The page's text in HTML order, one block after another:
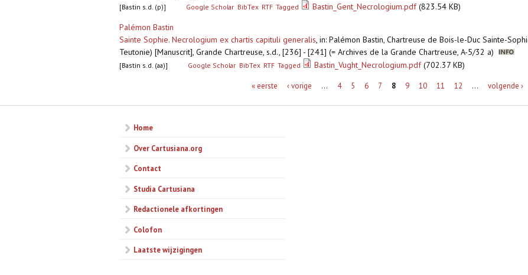
[Bastin s.d. (p)] Google Scholar BibTex RTF Tagged Bastin_Gent_Necrologium.pdf(823.54 KB)
Palémon Bastin
Sainte Sophie. Necrologium ex chartis capituli generalis, in: Palémon Bastin, Chartreuse de Bois-le-Duc Sainte-
Teutonie) [Manuscrit], Grande Chartreuse, s.d., [236] - [241] (= Archives de la Grande Chartreuse, A-5/32 a)
[Bastin s.d. (aa)] Google Scholar BibTex RTF Tagged Bastin_Vught_Necrologium.pdf(702.37 KB)
« eerste ‹ vorige … 4 5 6 7 8 9 10 11 12 … volgende ›
Home
Over Cartusiana.org
Contact
Studia Cartusiana
Redactionele afkortingen
Colofon
Laatste wijzigingen